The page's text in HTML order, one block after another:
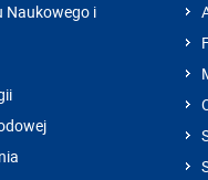
Naukowego i